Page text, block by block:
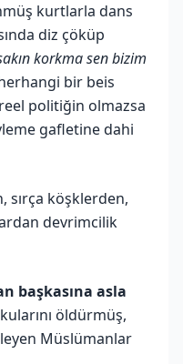
kurtlarla dans
diz çöküp
korkma sen bizim
bir beis
politiğin olmazsa
gafletine dahi
sırça köşklerden,
devrimcilik
başkasına asla
öldürmüş,
Müslümanlar